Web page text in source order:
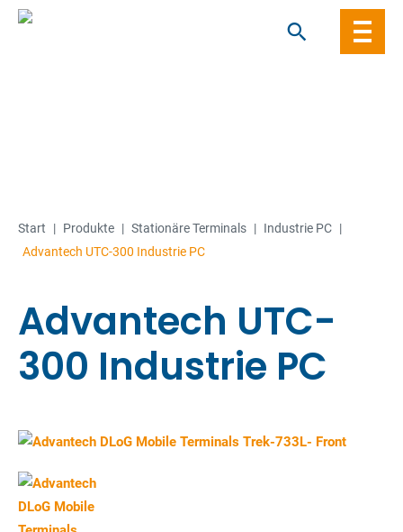
Start | Produkte | Stationäre Terminals | Industrie PC |
Advantech UTC-300 Industrie PC
Advantech UTC-
300 Industrie PC